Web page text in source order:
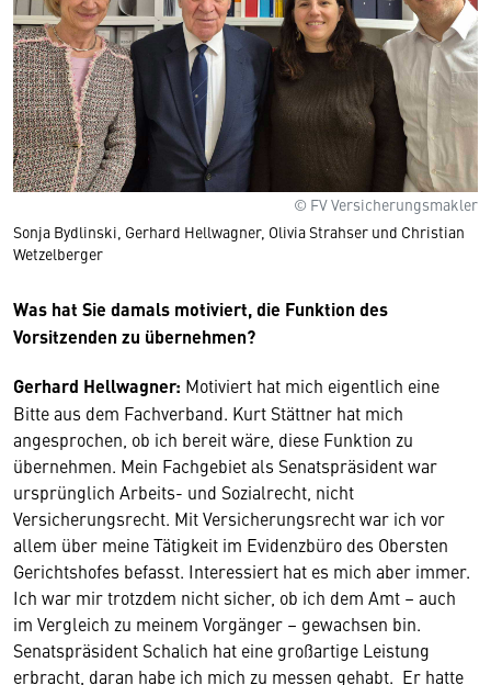
© FV Versicherungsmakler
Sonja Bydlinski, Gerhard Hellwagner, Olivia Strahser und Christian
Wetzelberger
Was hat Sie damals motiviert, die Funktion des
Vorsitzenden zu übernehmen?
Gerhard Hellwagner: Motiviert hat mich eigentlich eine
Bitte aus dem Fachverband. Kurt Stättner hat mich
angesprochen, ob ich bereit wäre, diese Funktion zu
übernehmen. Mein Fachgebiet als Senatspräsident war
ursprünglich Arbeits- und Sozialrecht, nicht
Versicherungsrecht. Mit Versicherungsrecht war ich vor
allem über meine Tätigkeit im Evidenzbüro des Obersten
Gerichtshofes befasst. Interessiert hat es mich aber immer.
Ich war mir trotzdem nicht sicher, ob ich dem Amt – auch
im Vergleich zu meinem Vorgänger – gewachsen bin.
Senatspräsident Schalich hat eine großartige Leistung
erbracht, daran habe ich mich zu messen gehabt. Er hatte